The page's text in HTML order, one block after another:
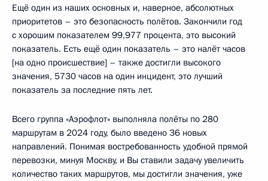
Ещё один из наших основных и, наверное, абсолютных
приоритетов – это безопасность полётов. Закончили год
с хорошим показателем 99,977 процента, это высокий
показатель. Есть ещё один показатель – это налёт часов
[на одно происшествие] – также достигли высокого
значения, 5730 часов на один инцидент, это лучший
показатель за последние пять лет.
Всего группа «Аэрофлот» выполняла полёты по 280
маршрутам в 2024 году, было введено 36 новых
направлений. Понимая востребованность удобной прямой
перевозки, минуя Москву, и Вы ставили задачу увеличить
количество таких маршрутов, мы достигли значения, уже